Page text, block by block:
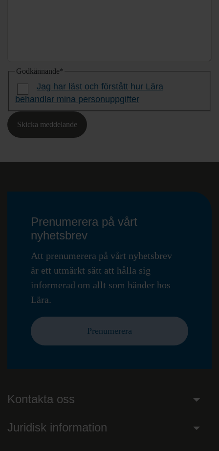
Godkännande*
Jag har läst och förstått hur Lära
behandlar mina personuppgifter
Skicka meddelande
Prenumerera på vårt
nyhetsbrev
Att prenumerera på vårt nyhetsbrev
är ett utmärkt sätt att hålla sig
informerad om allt som händer hos
Lära.
Prenumerera
Kontakta oss
Juridisk information